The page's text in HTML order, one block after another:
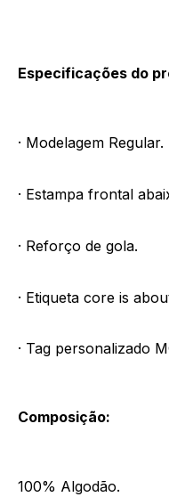
Especificações do
· Modelagem Regular.
· Estampa frontal
· Reforço de gola.
· Etiqueta core is
· Tag personalizado
Composição:
100% Algodão.